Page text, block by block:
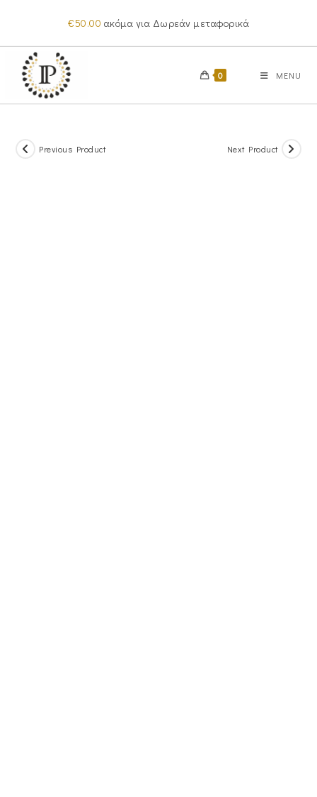
content
€50.00 ακόμα για Δωρεάν μεταφορικά
0 MENU
Previous Product Next Product